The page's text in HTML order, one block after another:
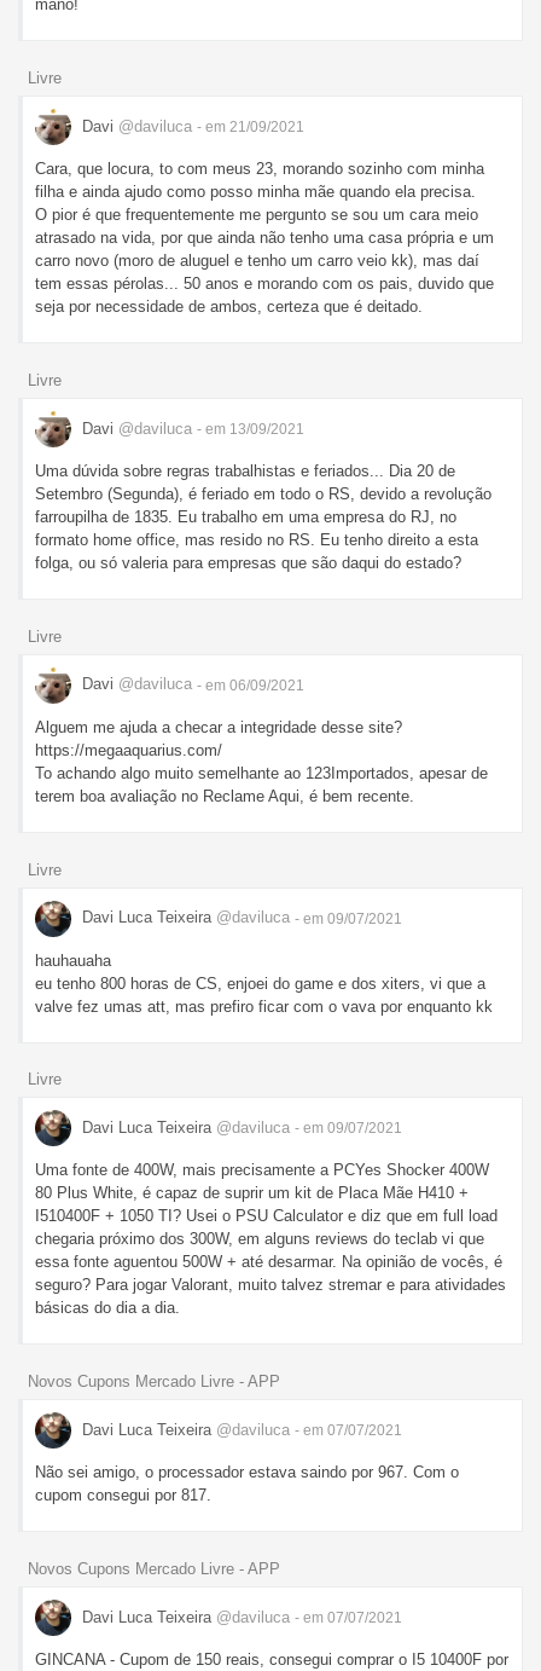
mano!
Livre
Davi @daviluca - em 21/09/2021
Cara, que locura, to com meus 23, morando sozinho com minha
filha e ainda ajudo como posso minha mãe quando ela precisa.
O pior é que frequentemente me pergunto se sou um cara meio
atrasado na vida, por que ainda não tenho uma casa própria e um
carro novo (moro de aluguel e tenho um carro veio kk), mas daí
tem essas pérolas... 50 anos e morando com os pais, duvido que
seja por necessidade de ambos, certeza que é deitado.
Livre
Davi @daviluca - em 13/09/2021
Uma dúvida sobre regras trabalhistas e feriados... Dia 20 de
Setembro (Segunda), é feriado em todo o RS, devido a revolução
farroupilha de 1835. Eu trabalho em uma empresa do RJ, no
formato home office, mas resido no RS. Eu tenho direito a esta
folga, ou só valeria para empresas que são daqui do estado?
Livre
Davi @daviluca - em 06/09/2021
Alguem me ajuda a checar a integridade desse site?
https://megaaquarius.com/
To achando algo muito semelhante ao 123Importados, apesar de
terem boa avaliação no Reclame Aqui, é bem recente.
Livre
Davi Luca Teixeira @daviluca - em 09/07/2021
hauhauaha
eu tenho 800 horas de CS, enjoei do game e dos xiters, vi que a
valve fez umas att, mas prefiro ficar com o vava por enquanto kk
Livre
Davi Luca Teixeira @daviluca - em 09/07/2021
Uma fonte de 400W, mais precisamente a PCYes Shocker 400W
80 Plus White, é capaz de suprir um kit de Placa Mãe H410 +
I510400F + 1050 TI? Usei o PSU Calculator e diz que em full load
chegaria próximo dos 300W, em alguns reviews do teclab vi que
essa fonte aguentou 500W + até desarmar. Na opinião de vocês, é
seguro? Para jogar Valorant, muito talvez stremar e para atividades
básicas do dia a dia.
Novos Cupons Mercado Livre - APP
Davi Luca Teixeira @daviluca - em 07/07/2021
Não sei amigo, o processador estava saindo por 967. Com o
cupom consegui por 817.
Novos Cupons Mercado Livre - APP
Davi Luca Teixeira @daviluca - em 07/07/2021
GINCANA - Cupom de 150 reais, consegui comprar o I5 10400F por